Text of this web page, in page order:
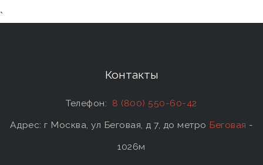
`
Контакты
Телефон: 8 (800) 550-60-42
Адрес: г Москва, ул Беговая, д 7, до метро Беговая -
1026м